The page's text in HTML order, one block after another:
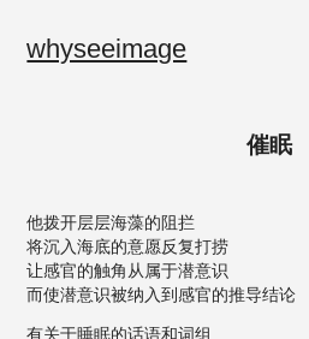
whyseeimage
催眠
他拨开层层海藻的阻拦
将沉入海底的意愿反复打捞
让感官的触角从属于潜意识
而使潜意识被纳入到感官的推导结论
有关于睡眠的话语和词组